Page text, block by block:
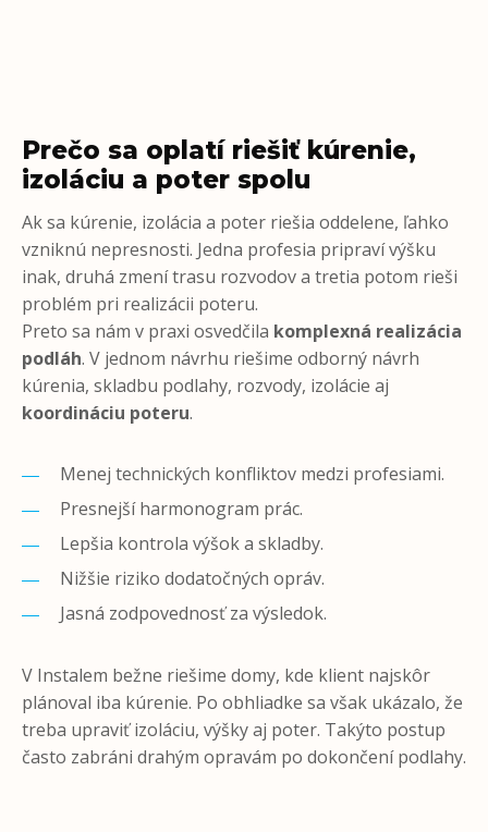
Prečo sa oplatí riešiť kúrenie,
izoláciu a poter spolu
Ak sa kúrenie, izolácia a poter riešia oddelene, ľahko
vzniknú nepresnosti. Jedna profesia pripraví výšku
inak, druhá zmení trasu rozvodov a tretia potom rieši
problém pri realizácii poteru.
Preto sa nám v praxi osvedčila komplexná realizácia
podláh. V jednom návrhu riešime odborný návrh
kúrenia, skladbu podlahy, rozvody, izolácie aj
koordináciu poteru.
Menej technických konfliktov medzi profesiami.
Presnejší harmonogram prác.
Lepšia kontrola výšok a skladby.
Nižšie riziko dodatočných opráv.
Jasná zodpovednosť za výsledok.
V Instalem bežne riešime domy, kde klient najskôr
plánoval iba kúrenie. Po obhliadke sa však ukázalo, že
treba upraviť izoláciu, výšky aj poter. Takýto postup
často zabráni drahým opravám po dokončení podlahy.